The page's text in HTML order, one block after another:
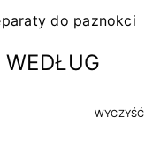
WYCZYŚĆ